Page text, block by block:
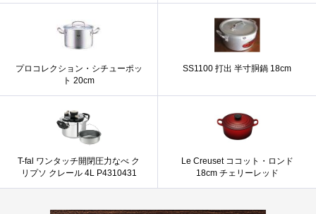
プロコレクション・シチューポッ
ト 20cm
SS1100 打出 半寸胴鍋 18cm
T-fal ワンタッチ開閉圧力なべ ク
リプソ クレール 4L P4310431
Le Creuset ココット・ロンド
18cm チェリーレッド